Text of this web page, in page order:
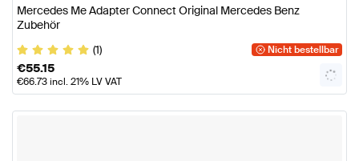
Mercedes Me Adapter Connect Original Mercedes Benz
Zubehör
(1)
Nicht bestellbar
€55.15
€66.73incl. 21% LV VAT